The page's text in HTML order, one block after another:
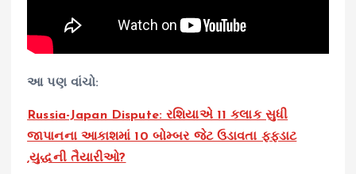
આ પણ વાંચો:
Russia-Japan Dispute: રશિયાએ 11 કલાક સુધી
જાપાનના આકાશમાં 10 બોમ્બર જેટ ઉડાવતા ફફડાટ
,યુદ્ધની તૈયારીઓ?